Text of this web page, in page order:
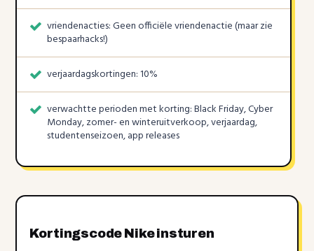
vriendenacties: Geen officiële vriendenactie (maar zie
bespaarhacks!)
verjaardagskortingen: 10%
verwachtte perioden met korting: Black Friday, Cyber
Monday, zomer- en winteruitverkoop, verjaardag,
studentenseizoen, app releases
Kortingscode Nike insturen